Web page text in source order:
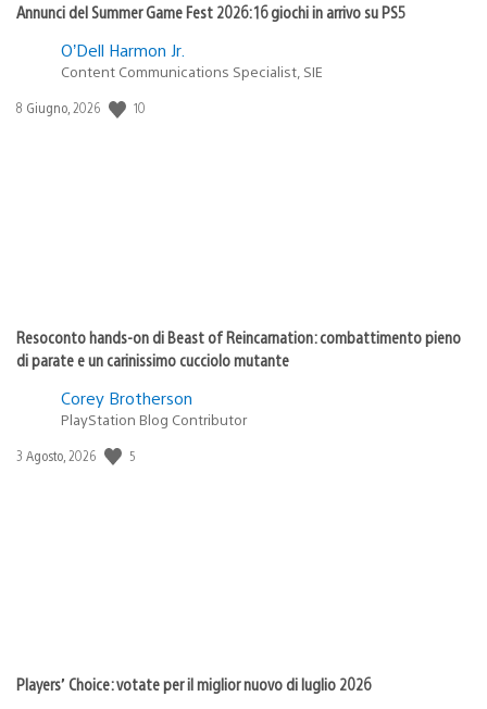
Annunci del Summer Game Fest 2026: 16 giochi in arrivo su PS5
O’Dell Harmon Jr.
Content Communications Specialist, SIE
Data
8 Giugno, 2026 10
Resoconto hands-on di Beast of Reincarnation: combattimento pieno
di parate e un carinissimo cucciolo mutante
Corey Brotherson
PlayStation Blog Contributor
Data
3 Agosto, 2026 5
Players’ Choice: votate per il miglior nuovo di luglio 2026